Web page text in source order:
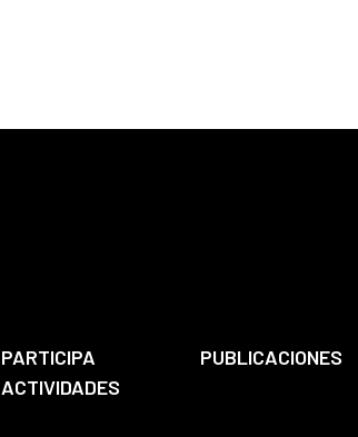
PARTICIPA
PUBLICACIONES
ACTIVIDADES